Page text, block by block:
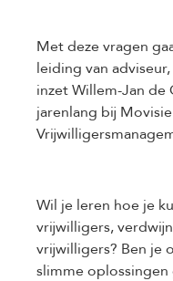
Met deze vragen
leiding van
inzet Willem-Jan de
jarenlang bij
Wil je leren hoe je
vrijwilligers,
vrijwilligers? Ben je
slimme